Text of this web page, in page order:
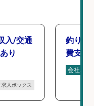
入/交通
り
人ボックス
釣り具
費支給
会社名